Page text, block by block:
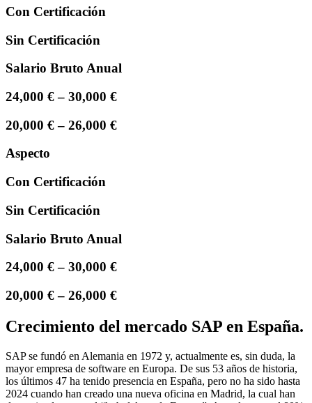
Con Certificación
Sin Certificación
Salario Bruto Anual
24,000 € – 30,000 €
20,000 € – 26,000 €
Aspecto
Con Certificación
Sin Certificación
Salario Bruto Anual
24,000 € – 30,000 €
20,000 € – 26,000 €
Crecimiento del mercado SAP en España.
SAP se fundó en Alemania en 1972 y, actualmente es, sin duda, la
mayor empresa de software en Europa. De sus 53 años de historia,
los últimos 47 ha tenido presencia en España, pero no ha sido hasta
2024 cuando han creado una nueva oficina en Madrid, la cual han